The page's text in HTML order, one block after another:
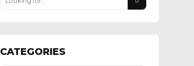
CATEGORIES